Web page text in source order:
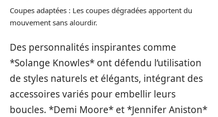
Coupes adaptées : Les coupes dégradées apportent du
mouvement sans alourdir.
Des personnalités inspirantes comme
*Solange Knowles* ont défendu l’utilisation
de styles naturels et élégants, intégrant des
accessoires variés pour embellir leurs
boucles. *Demi Moore* et *Jennifer Aniston*